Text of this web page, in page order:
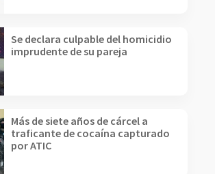
Se declara culpable del homicidio
imprudente de su pareja
Más de siete años de cárcel a
traficante de cocaína capturado
por ATIC